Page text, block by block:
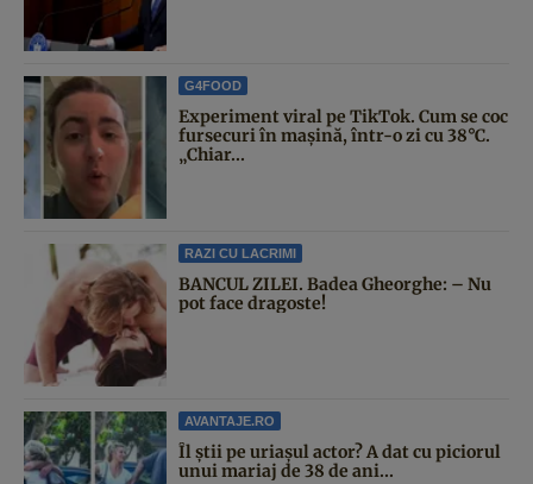
G4FOOD
Experiment viral pe TikTok. Cum se coc
fursecuri în mașină, într-o zi cu 38°C.
„Chiar...
RAZI CU LACRIMI
BANCUL ZILEI. Badea Gheorghe: – Nu
pot face dragoste!
AVANTAJE.RO
Îl știi pe uriașul actor? A dat cu piciorul
unui mariaj de 38 de ani...